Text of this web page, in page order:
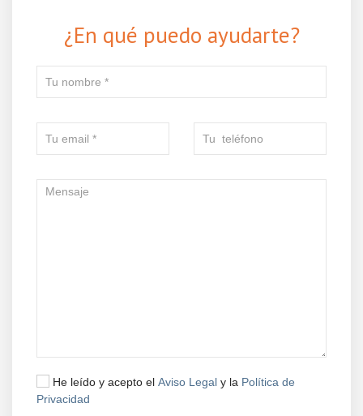
¿En qué puedo ayudarte?
He leído y acepto el Aviso Legal y la Política de
Privacidad